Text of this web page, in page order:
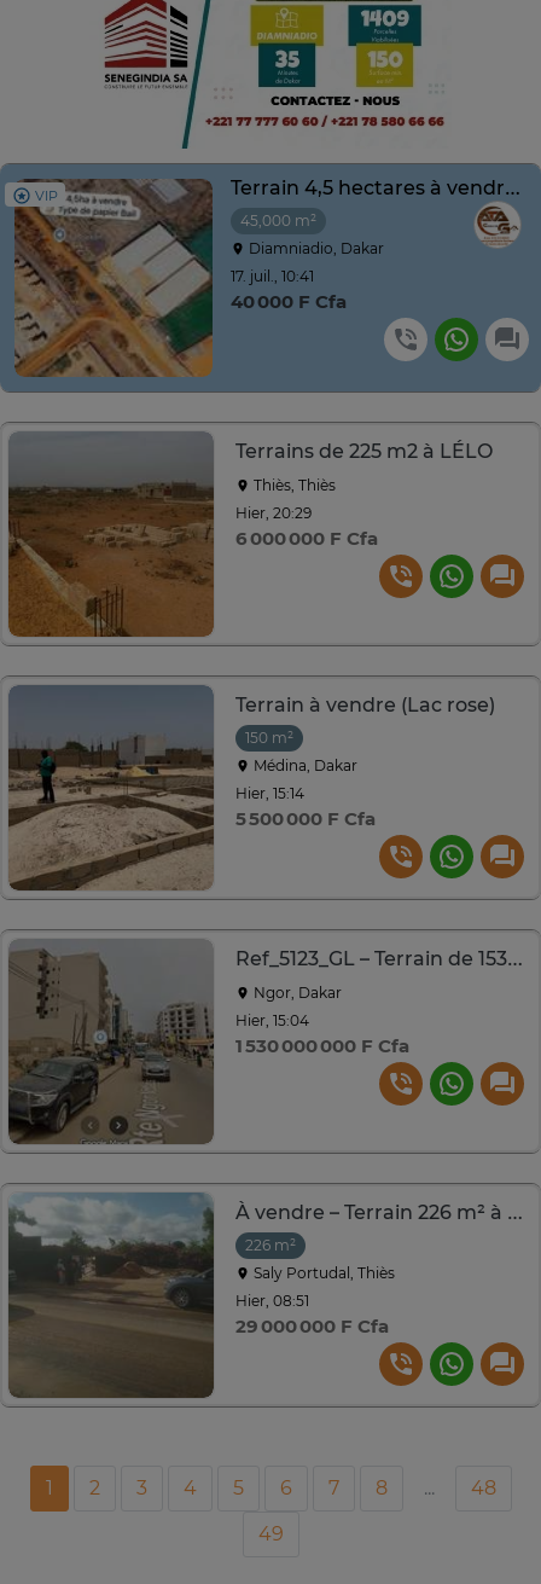
VIP Terrain 4,5 hectares à vendre à Diamniadio
45,000 m²
Diamniadio, Dakar
17. juil., 10:41
40 000 F Cfa
Terrains de 225 m2 à LÉLO
Thiès, Thiès
Hier, 20:29
6 000 000 F Cfa
Terrain à vendre (Lac rose)
150 m²
Médina, Dakar
Hier, 15:14
5 500 000 F Cfa
Ref_5123_GL – Terrain de 1530 m² à vendre à Ngor
Ngor, Dakar
Hier, 15:04
1 530 000 000 F Cfa
À vendre – Terrain 226 m² à Saly (Direct propriétaire)
226 m²
Saly Portudal, Thiès
Hier, 08:51
29 000 000 F Cfa
1 2 3 4 5 6 7 8 ...
48
49